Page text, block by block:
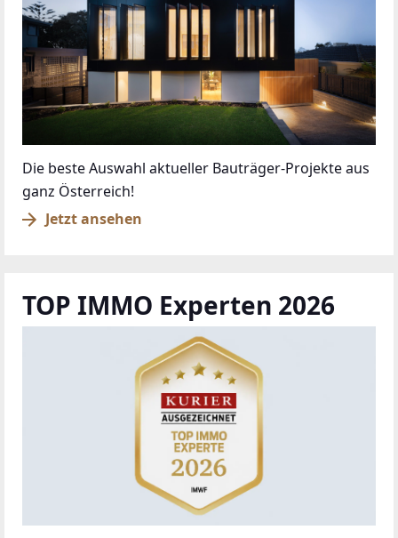
Die beste Auswahl aktueller Bauträger-Projekte aus
ganz Österreich!
Jetzt ansehen
TOP IMMO Experten 2026